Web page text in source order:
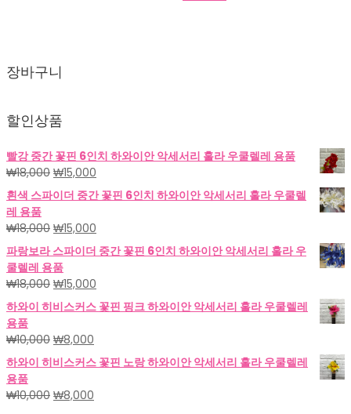
장바구니
할인상품
빨강 중간 꽃핀 6인치 하와이안 악세서리 훌라 우쿨렐레 용품
₩18,000 원
래
가
격:
₩18,000.
₩15,000
재
가
₩15,000.
흰색 스파이더 중간 꽃핀 6인치 하와이안 악세서리 훌라 우쿨렐
레 용품
₩18,000 원
래
가
격:
₩18,000.
₩15,000
재
가
₩15,000.
파랑보라 스파이더 중간 꽃핀 6인치 하와이안 악세서리 훌라 우
쿨렐레 용품
₩18,000 원
래
가
격:
₩18,000.
₩15,000
재
가
하와이 히비스커스 꽃핀 핑크 하와이안 악세서리 훌라 우쿨렐레
용품
₩10,000 원
래
가
격:
₩10,000.
₩8,000
재
가
₩8,000.
하와이 히비스커스 꽃핀 노랑 하와이안 악세서리 훌라 우쿨렐레
용품
₩10,000 원
₩8,000